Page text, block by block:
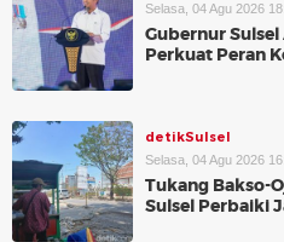
Selasa, 04 Agu 2026
Gubernur
Perkuat Peran
detikSulsel
Selasa, 04 Agu 2026
Tukang Bakso-
Sulsel Perbaiki